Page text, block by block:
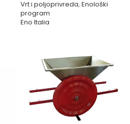
Vrt i poljoprivreda, Enološki
program
Eno Italia